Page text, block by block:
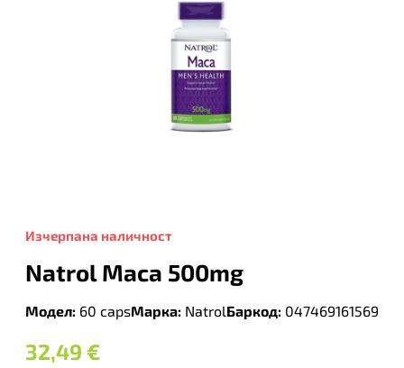
Изчерпана наличност
Natrol Maca 500mg
Модел: 60 capsМарка: NatrolБаркод: 047469161569
32,49 €